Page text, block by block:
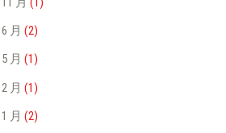
月 (2)
月 (1)
月 (1)
月 (2)